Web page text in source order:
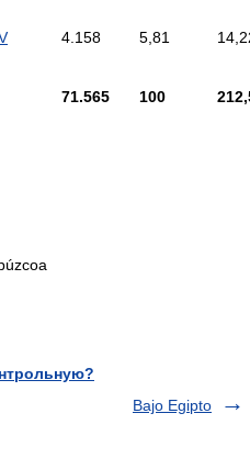
4.158 5,81
71.565 100
Bajo Egipto